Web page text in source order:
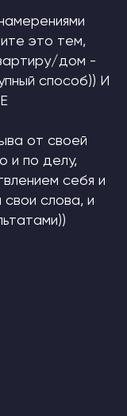
это тем,
дом -
способ)) И
от своей
и по делу,
себя и
свои слова, и